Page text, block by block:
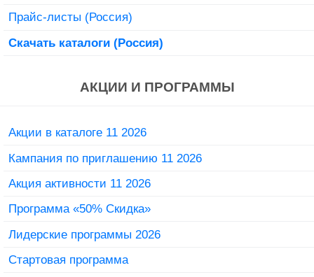
Прайс-листы (Россия)
Скачать каталоги (Россия)
АКЦИИ И ПРОГРАММЫ
Акции в каталоге 11 2026
Кампания по приглашению 11 2026
Акция активности 11 2026
Программа «50% Скидка»
Лидерские программы 2026
Стартовая программа